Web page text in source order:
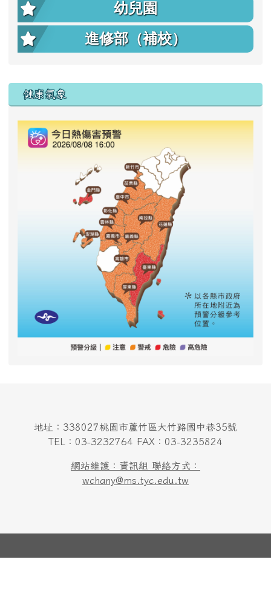
幼兒園
進修部（補校）
右邊區域內容
健康氣象
地址：338027桃園市蘆竹區大竹路國中巷35號
TEL：03-3232764 FAX：03-3235824
網站維護：資訊組 聯絡方式：
wchany@ms.tyc.edu.tw